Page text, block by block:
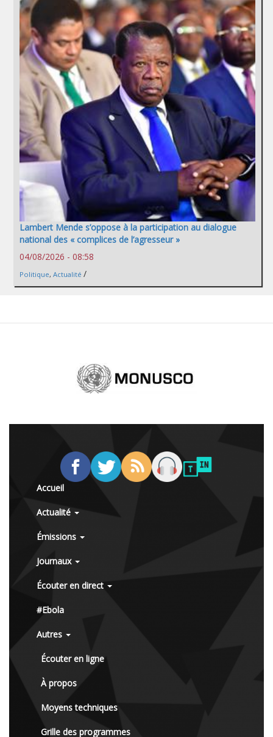
Lambert Mende s’oppose à la participation au dialogue
national des « complices de l’agresseur »
04/08/2026 - 08:58
Politique, Actualité /
Accueil
Actualité
Émissions
Journaux
Écouter en direct
#Ebola
Autres
Écouter en ligne
À propos
Moyens techniques
Grille des programmes